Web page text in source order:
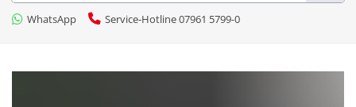
WhatsApp Service-Hotline 07961 5799-0